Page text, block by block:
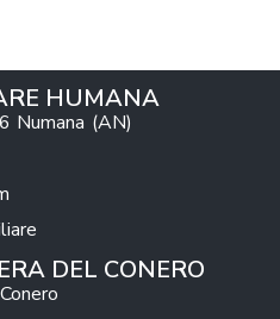
HUMANA
Numana (AN)
DEL CONERO